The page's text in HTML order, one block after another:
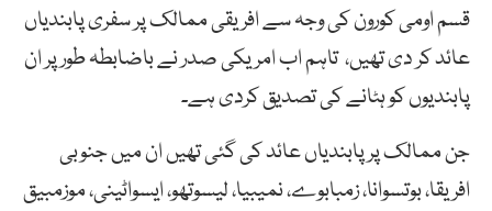
قسم اومی کورون کی وجہ سے افریقی ممالک پر سفری پابندیاں
عائد کر دی تھیں، تاہم اب امریکی صدر نے باضابطہ طور پر ان
پابندیوں کو ہٹانے کی تصدیق کردی ہے۔
جن ممالک پر پابندیاں عائد کی گئی تھیں ان میں جنوبی
افریقا، بوتسوانا، زمبابوے، نمیبیا، لیسوتھو، ایسواٹینی، موزمبیق